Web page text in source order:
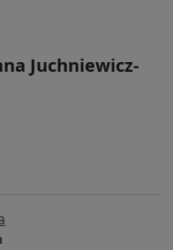
Juchniewicz-